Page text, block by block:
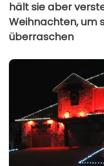
hält sie aber
Weihnachten, um
überraschen